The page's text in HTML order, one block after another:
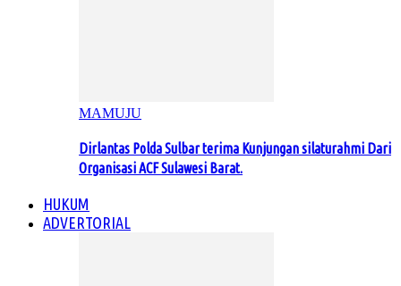
MAMUJU
Dirlantas Polda Sulbar terima Kunjungan silaturahmi Dari
Organisasi ACF Sulawesi Barat.
HUKUM
ADVERTORIAL